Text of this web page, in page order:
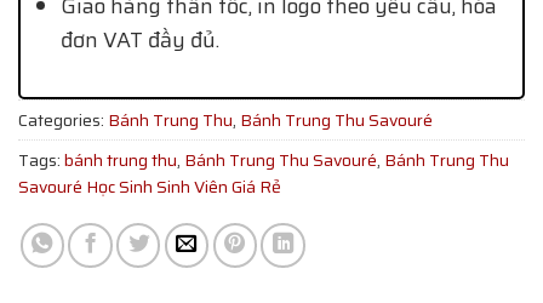
đơn VAT đầy đủ.
Categories: Bánh Trung Thu, Bánh Trung Thu Savouré
Tags:bánh trung thu, Bánh Trung Thu Savouré, Bánh Trung Thu
Savouré Học Sinh Sinh Viên Giá Rẻ